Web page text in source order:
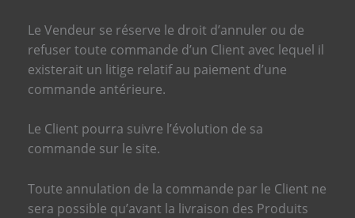
Le Vendeur se réserve le droit d’annuler ou de
refuser toute commande d’un Client avec lequel il
existerait un litige relatif au paiement d’une
commande antérieure.
Le Client pourra suivre l’évolution de sa
commande sur le site.
Toute annulation de la commande par le Client ne
sera possible qu’avant la livraison des Produits